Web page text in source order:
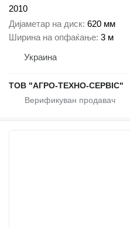
2010
Дијаметар на диск 620 мм
Ширина на опфаќање 3 м
Украина
ТОВ "АГРО-ТЕХНО-СЕРВІС"